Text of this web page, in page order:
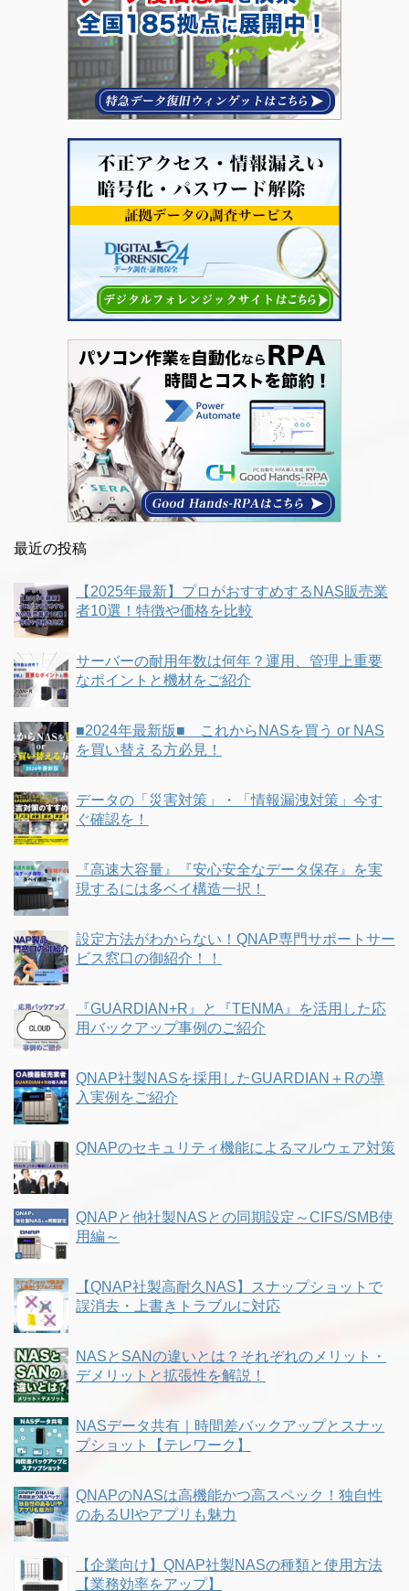
最近の投稿
【2025年最新】プロがおすすめするNAS販売業
者10選！特徴や価格を比較
サーバーの耐用年数は何年？運用、管理上重要
なポイントと機材をご紹介
■2024年最新版■ これからNASを買う or NAS
を買い替える方必見！
データの「災害対策」・「情報漏洩対策」今す
ぐ確認を！
『高速大容量』『安心安全なデータ保存』を実
現するには多ベイ構造一択！
設定方法がわからない！QNAP専門サポートサー
ビス窓口の御紹介！！
『GUARDIAN+R』と『TENMA』を活用した応
用バックアップ事例のご紹介
QNAP社製NASを採用したGUARDIAN＋Rの導
入実例をご紹介
QNAPのセキュリティ機能によるマルウェア対策
QNAPと他社製NASとの同期設定～CIFS/SMB使
用編～
【QNAP社製高耐久NAS】スナップショットで
誤消去・上書きトラブルに対応
NASとSANの違いとは？それぞれのメリット・
デメリットと拡張性を解説！
NASデータ共有｜時間差バックアップとスナッ
プショット【テレワーク】
QNAPのNASは高機能かつ高スペック！独自性
のあるUIやアプリも魅力
【企業向け】QNAP社製NASの種類と使用方法
【業務効率をアップ】